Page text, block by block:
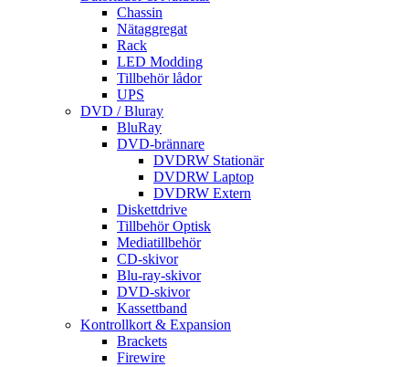
Chassin
Nätaggregat
Rack
LED Modding
Tillbehör lådor
UPS
DVD / Bluray
BluRay
DVD-brännare
DVDRW Stationär
DVDRW Laptop
DVDRW Extern
Diskettdrive
Tillbehör Optisk
Mediatillbehör
CD-skivor
Blu-ray-skivor
DVD-skivor
Kassettband
Kontrollkort & Expansion
Brackets
Firewire